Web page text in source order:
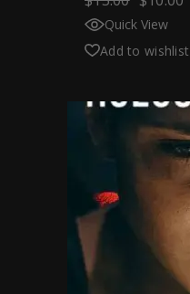
Quick View
Add to wishlist